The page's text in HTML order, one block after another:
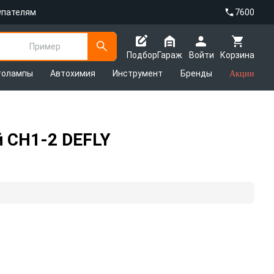
7600
Пример
Подбор
Корзина
Гараж
Войти
Автохимия Инструмент Бренды Акции
2 DEFLY